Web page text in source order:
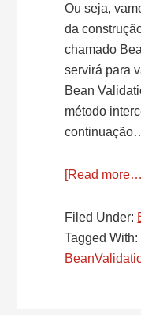
Ou seja,
da
chamado
servirá para
Bean
método
[Read
Filed Under:
Tagged With: